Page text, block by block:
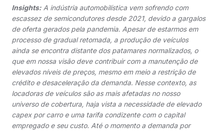
Insights: A indústria automobilística vem sofrendo com
escassez de semicondutores desde 2021, devido a gargalos
de oferta gerados pela pandemia. Apesar de estarmos em
processo de gradual retomada, a produção de veículos
ainda se encontra distante dos patamares normalizados, o
que em nossa visão deve contribuir com a manutenção de
elevados níveis de preços, mesmo em meio a restrição de
crédito e desaceleração da demanda. Nesse contexto, as
locadoras de veículos são as mais afetadas no nosso
universo de cobertura, haja vista a necessidade de elevado
capex por carro e uma tarifa condizente com o capital
empregado e seu custo. Até o momento a demanda por